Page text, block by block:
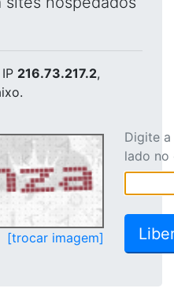
216.73.217.2,
[trocar imagem]
Digite
lado no